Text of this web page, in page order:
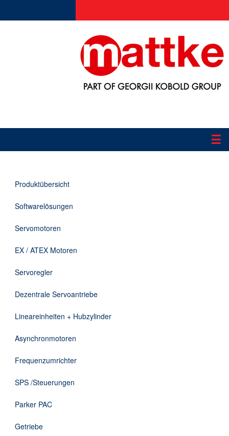
☰
Applikationen
Informationen
Downloads
Kontakt
Produktübersicht
Softwarelösungen
Servomotoren
EX / ATEX Motoren
Servoregler
Dezentrale Servoantriebe
Lineareinheiten + Hubzylinder
Asynchronmotoren
Frequenzumrichter
SPS /Steuerungen
Parker PAC
Getriebe